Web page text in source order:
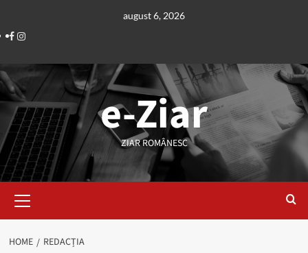
content
august 6, 2026
Facebook
Instagram
e-Ziar
ZIAR ROMÂNESC
Menu
HOME REDACȚIA